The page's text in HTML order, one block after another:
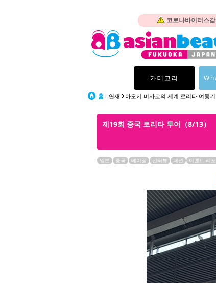
코로나바이러스
카테고리
홈 연재 아오키 미사코의 세계 로리타 여행기
제19회 중국 로리타 투어（8/13）
일본 중국 베이징 인터뷰 패션 이벤트 리